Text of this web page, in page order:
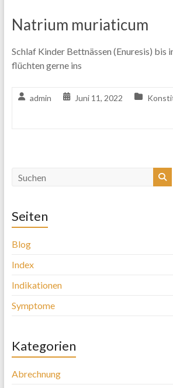
Natrium muriaticum
Schlaf Kinder Bettnässen (Enuresis) bis
flüchten gerne ins
admin Juni 11, 2022
Seiten
Blog
Index
Indikationen
Symptome
Kategorien
Abrechnung